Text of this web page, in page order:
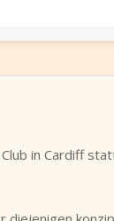
in Cardiff